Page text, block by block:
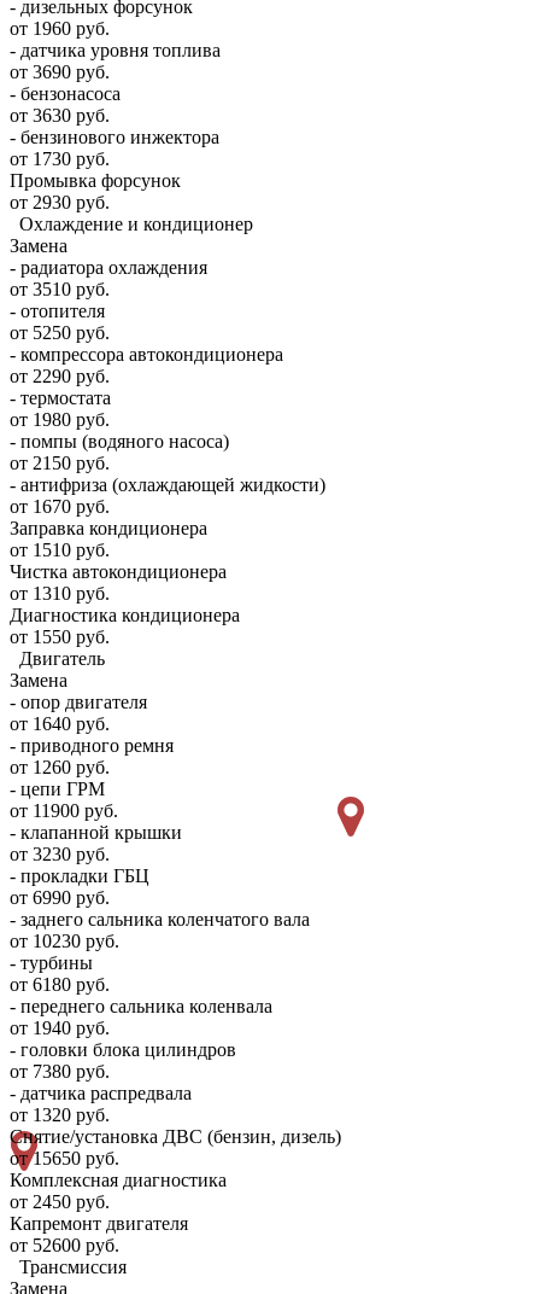
- дизельных форсунок
от 1960 руб.
- датчика уровня топлива
от 3690 руб.
- бензонасоса
от 3630 руб.
- бензинового инжектора
от 1730 руб.
Промывка форсунок
от 2930 руб.
Охлаждение и кондиционер
Замена
- радиатора охлаждения
от 3510 руб.
- отопителя
от 5250 руб.
- компрессора автокондиционера
от 2290 руб.
- термостата
от 1980 руб.
- помпы (водяного насоса)
от 2150 руб.
- антифриза (охлаждающей жидкости)
от 1670 руб.
Заправка кондиционера
от 1510 руб.
Чистка автокондиционера
от 1310 руб.
Диагностика кондиционера
от 1550 руб.
Двигатель
Замена
- опор двигателя
от 1640 руб.
- приводного ремня
от 1260 руб.
- цепи ГРМ
от 11900 руб.
- клапанной крышки
от 3230 руб.
- прокладки ГБЦ
от 6990 руб.
- заднего сальника коленчатого вала
от 10230 руб.
- турбины
от 6180 руб.
- переднего сальника коленвала
от 1940 руб.
- головки блока цилиндров
от 7380 руб.
- датчика распредвала
от 1320 руб.
Снятие/установка ДВС (бензин, дизель)
от 15650 руб.
Комплексная диагностика
от 2450 руб.
Капремонт двигателя
от 52600 руб.
Трансмиссия
Замена